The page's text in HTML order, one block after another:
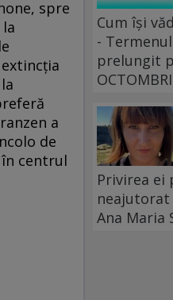
spre
a
de
centrul
Cum își
-
prelungit
Privirea ei
neajutorat
Ana Maria